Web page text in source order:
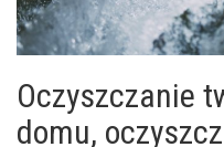
Oczyszczanie
domu,